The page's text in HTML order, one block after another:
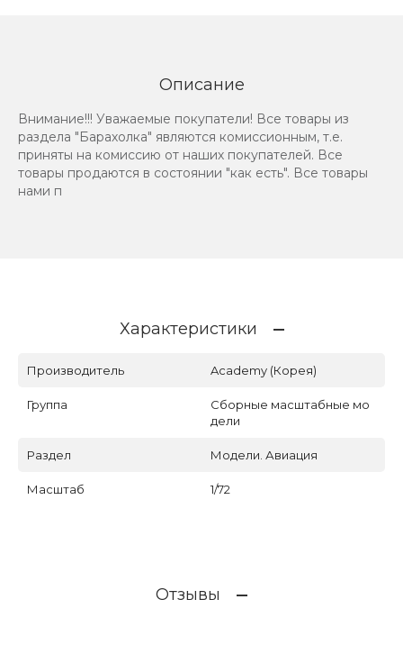
Описание
Внимание!!! Уважаемые покупатели! Все товары из
раздела "Барахолка" являются комиссионным, т.е.
приняты на комиссию от наших покупателей. Все
товары продаются в состоянии "как есть". Все товары
нами п
Характеристики
Производитель Academy (Корея)
Группа
Сборные масштабные мо
дели
Раздел Модели. Авиация
Масштаб 1/72
Отзывы